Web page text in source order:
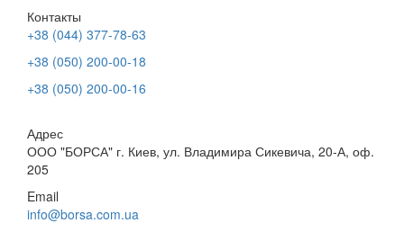
Контакты
+38 (044) 377-78-63
+38 (050) 200-00-18
+38 (050) 200-00-16
Адрес
ООО "БОРСА" г. Киев, ул. Владимира Сикевича, 20-А, оф.
205
Email
info@borsa.com.ua